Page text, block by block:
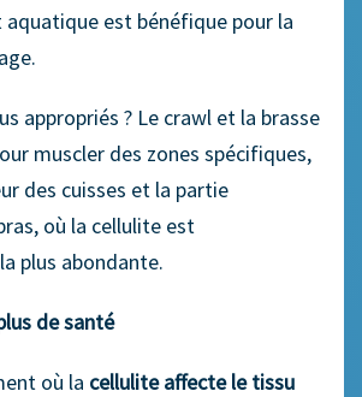
aquatique est bénéfique pour la
appropriés ? Le crawl et la brasse
muscler des zones spécifiques,
des cuisses et la partie
où la cellulite est
plus abondante.
de santé
où la cellulite affecte le tissu